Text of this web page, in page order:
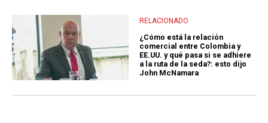
RELACIONADO
¿Cómo está la relación
comercial entre Colombia y
EE.UU. y qué pasa si se adhiere
a la ruta de la seda?: esto dijo
John McNamara